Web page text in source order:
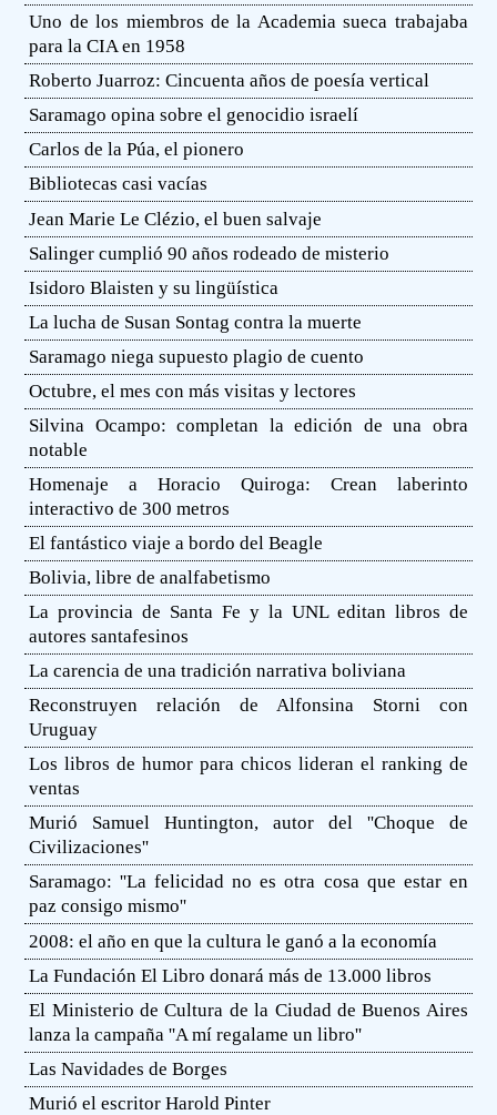
Uno de los miembros de la Academia sueca trabajaba
para la CIA en 1958
Roberto Juarroz: Cincuenta años de poesía vertical
Saramago opina sobre el genocidio israelí
Carlos de la Púa, el pionero
Bibliotecas casi vacías
Jean Marie Le Clézio, el buen salvaje
Salinger cumplió 90 años rodeado de misterio
Isidoro Blaisten y su lingüística
La lucha de Susan Sontag contra la muerte
Saramago niega supuesto plagio de cuento
Octubre, el mes con más visitas y lectores
Silvina Ocampo: completan la edición de una obra
notable
Homenaje a Horacio Quiroga: Crean laberinto
interactivo de 300 metros
El fantástico viaje a bordo del Beagle
Bolivia, libre de analfabetismo
La provincia de Santa Fe y la UNL editan libros de
autores santafesinos
La carencia de una tradición narrativa boliviana
Reconstruyen relación de Alfonsina Storni con
Uruguay
Los libros de humor para chicos lideran el ranking de
ventas
Murió Samuel Huntington, autor del ''Choque de
Civilizaciones''
Saramago: ''La felicidad no es otra cosa que estar en
paz consigo mismo''
2008: el año en que la cultura le ganó a la economía
La Fundación El Libro donará más de 13.000 libros
El Ministerio de Cultura de la Ciudad de Buenos Aires
lanza la campaña ''A mí regalame un libro''
Las Navidades de Borges
Murió el escritor Harold Pinter